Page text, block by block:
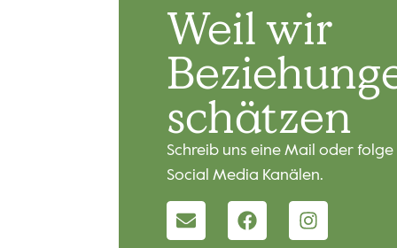
Weil wir
schätzen
Schreib uns eine Mail oder
Social Media Kanälen.